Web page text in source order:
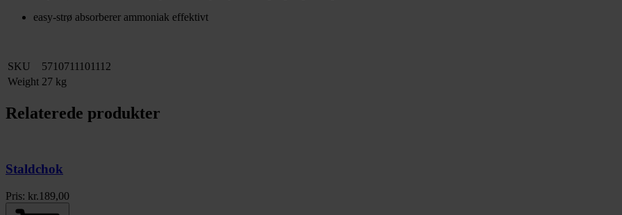
easy-strø absorberer ammoniak effektivt
SKU
5710711101112
Weight 27 kg
Relaterede produkter
Staldchok
Pris: kr.189,00